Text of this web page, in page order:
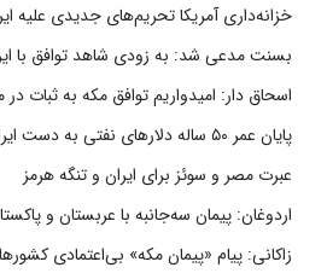
خزانه‌داری آمریکا تحریم‌های جدیدی علیه
بسنت مدعی شد: به زودی شاهد توافق با
اسحاق دار: امیدواریم توافق مکه به ثبات
پایان عمر ۵۰ ساله دلارهای نفتی به دست ایران
عبرت مصر و سوئز برای ایران و تنگه هرمز
اردوغان: پیمان سه‌جانبه با عربستان و
زاکانی: پیام «پیمان مکه» بی‌اعتمادی